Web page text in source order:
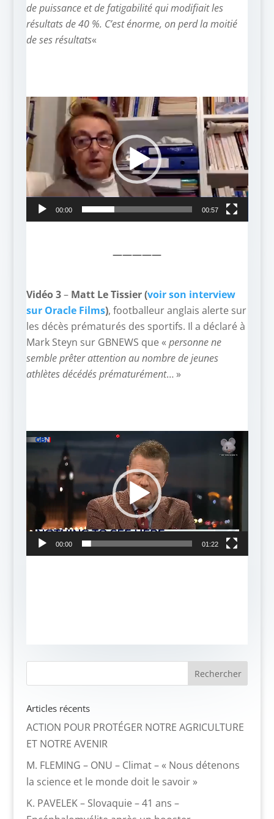
de puissance et de fatigabilité qui modifiait les
résultats de 40 %. C’est énorme, on perd la moitié
de ses résultats«
Lecteur
vidéo
00:00 00:57
—————
Vidéo 3– Matt Le Tissier (voir son interview
sur Oracle Films), footballeur anglais alerte sur
les décès prématurés des sportifs. Il a déclaré à
Mark Steyn sur GBNEWS que « personne ne
semble prêter attention au nombre de jeunes
athlètes décédés prématurément… »
Lecteur
vidéo
00:00 01:22
Articles récents
ACTION POUR PROTÉGER NOTRE AGRICULTURE
ET NOTRE AVENIR
M. FLEMING – ONU – Climat – « Nous détenons
la science et le monde doit le savoir »
K. PAVELEK – Slovaquie – 41 ans –